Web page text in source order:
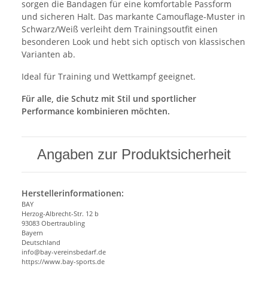
sorgen die Bandagen für eine komfortable Passform
und sicheren Halt. Das markante Camouflage-Muster in
Schwarz/Weiß verleiht dem Trainingsoutfit einen
besonderen Look und hebt sich optisch von klassischen
Varianten ab.
Ideal für Training und Wettkampf geeignet.
Für alle, die Schutz mit Stil und sportlicher
Performance kombinieren möchten.
Angaben zur Produktsicherheit
Herstellerinformationen:
BAY
Herzog-Albrecht-Str. 12 b
93083 Obertraubling
Bayern
Deutschland
info@bay-vereinsbedarf.de
https://www.bay-sports.de